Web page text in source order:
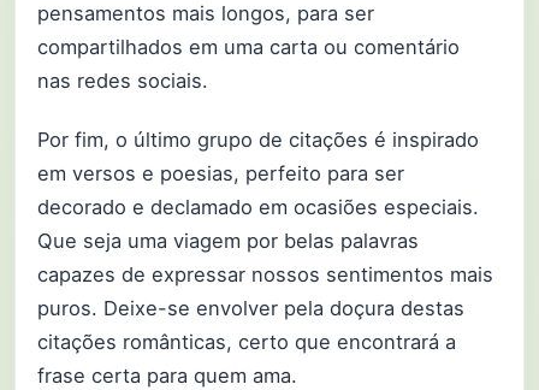
pensamentos mais longos, para ser
compartilhados em uma carta ou comentário
nas redes sociais.
Por fim, o último grupo de citações é inspirado
em versos e poesias, perfeito para ser
decorado e declamado em ocasiões especiais.
Que seja uma viagem por belas palavras
capazes de expressar nossos sentimentos mais
puros. Deixe-se envolver pela doçura destas
citações românticas, certo que encontrará a
frase certa para quem ama.